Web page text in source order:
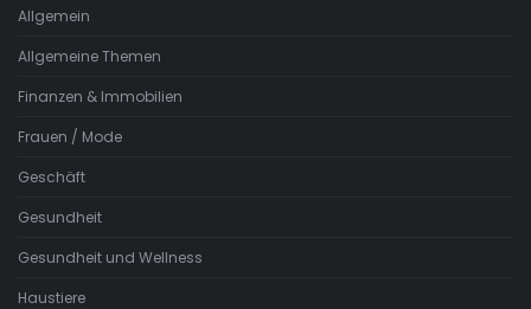
Allgemein
Allgemeine Themen
Finanzen & Immobilien
Frauen / Mode
Geschäft
Gesundheit
Gesundheit und Wellness
Haustiere